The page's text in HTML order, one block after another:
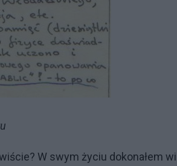
W swym życiu dokonałem